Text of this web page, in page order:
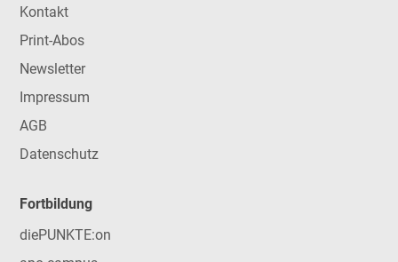
Kontakt
Print-Abos
Newsletter
Impressum
AGB
Datenschutz
Fortbildung
diePUNKTE:on